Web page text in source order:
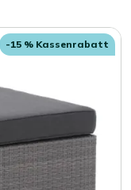
-15 % Kassenrabatt